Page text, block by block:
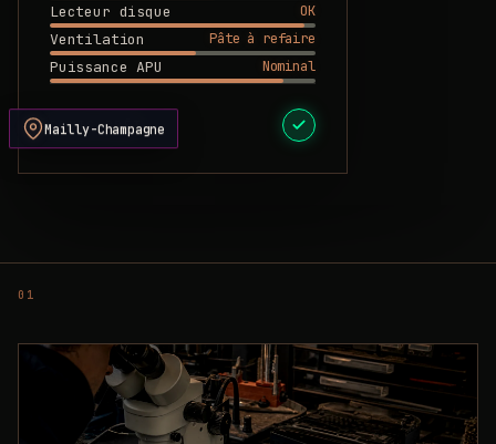
Lecteur disque
OK
Ventilation
Pâte à refaire
Puissance APU
Nominal
DEVIS PRÊT
Mailly-Champagne